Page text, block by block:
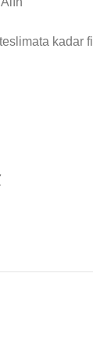
kadar